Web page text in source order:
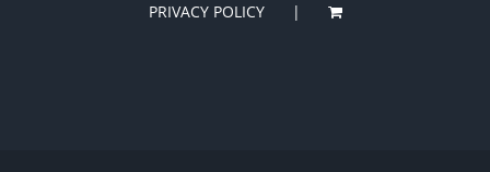
PRIVACY POLICY